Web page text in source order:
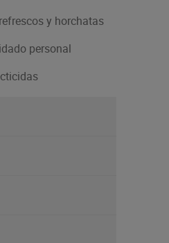
y horchatas
personal